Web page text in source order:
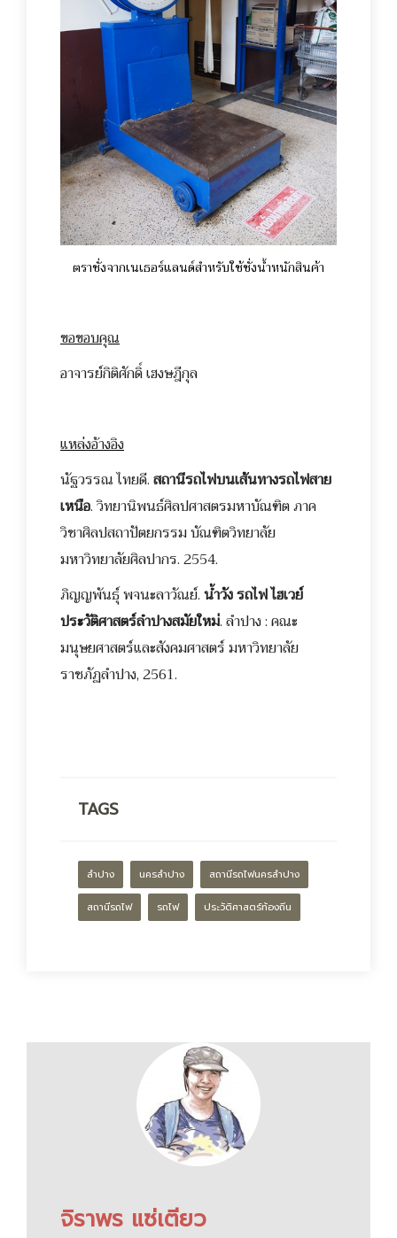
ตราชั่งจากเนเธอร์แลนด์สำหรับใช้ชั่งน้ำหนักสินค้า
ขอขอบคุณ
อาจารย์กิติศักดิ์ เฮงษฎีกุล
แหล่งอ้างอิง
นัฐวรรณ ไทยดี.สถานีรถไฟบนเส้นทางรถไฟสาย
เหนือ. วิทยานิพนธ์ศิลปศาสตรมหาบัณฑิต ภาค
วิชาศิลปสถาปัตยกรรม บัณฑิตวิทยาลัย
มหาวิทยาลัยศิลปากร. 2554.
ภิญญพันธุ์ พจนะลาวัณย์.น้ำวัง รถไฟ ไฮเวย์
ประวัติศาสตร์ลำปางสมัยใหม่. ลำปาง : คณะ
มนุษยศาสตร์และสังคมศาสตร์ มหาวิทยาลัย
ราชภัฏลำปาง, 2561.
TAGS
ลำปาง นครลำปาง สถานีรถไฟนครลำปาง
สถานีรถไฟ รถไฟ ประวัติศาสตร์ท้องถิ่น
จิราพร แซ่เตียว